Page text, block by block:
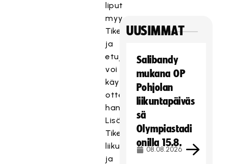
liput
myy
Tiketti
ja
etuja
voi
käyttää
ottelulippujen
hankintaan.
Lisätietoja
Tiketin
liikunta-
ja
UUSIMMAT
Salibandy
mukana OP
Pohjolan
liikuntapäiväs
sä
Olympiastadi
onilla 15.8.
08.08.2026